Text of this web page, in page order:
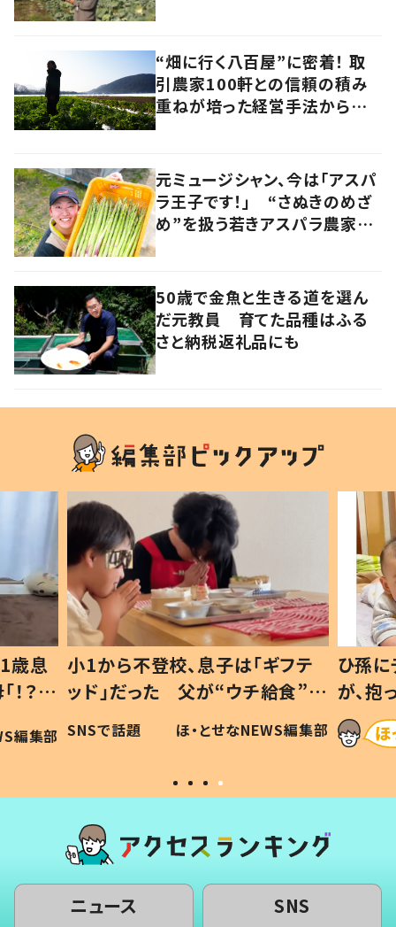
“畑に行く八百屋”に密着！ 取
引農家100軒との信頼の積み
重ねが培った経営手法から見
元ミュージシャン、今は「アスパ
ラ王子です！」 “さぬきのめざ
め”を扱う若きアスパラ農家の
50歳で金魚と生きる道を選ん
だ元教員 育てた品種はふる
さと納税返礼品にも
歳息
？」
編集部
小1から不登校、息子は「ギフテ
ッド」だった 父が“ウチ給食”を
作り続ける理由とは #令和の親
#令和の子
SNSで話題 ほ・とせなNEWS編集部
ひ孫
が、
「涙が
い」
ニュース SNS